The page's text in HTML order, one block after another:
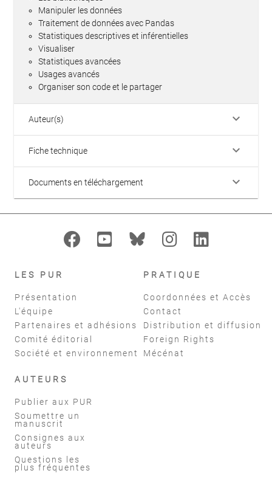
Manipuler les données
Traitement de données avec Pandas
Statistiques descriptives et inférentielles
Visualiser
Statistiques avancées
Usages avancés
Organiser son code et le partager
Auteur(s) keyboard_arrow_down
Fiche technique keyboard_arrow_down
Documents en téléchargement keyboard_arrow_down
LES PUR
Présentation
L'équipe
Partenaires et adhésions
Comité éditorial
Société et environnement
PRATIQUE
Coordonnées et Accès
Contact
Distribution et diffusion
Foreign Rights
Mécénat
AUTEURS
Publier aux PUR
Soumettre un
manuscrit
Consignes aux
auteurs
Questions les
plus fréquentes